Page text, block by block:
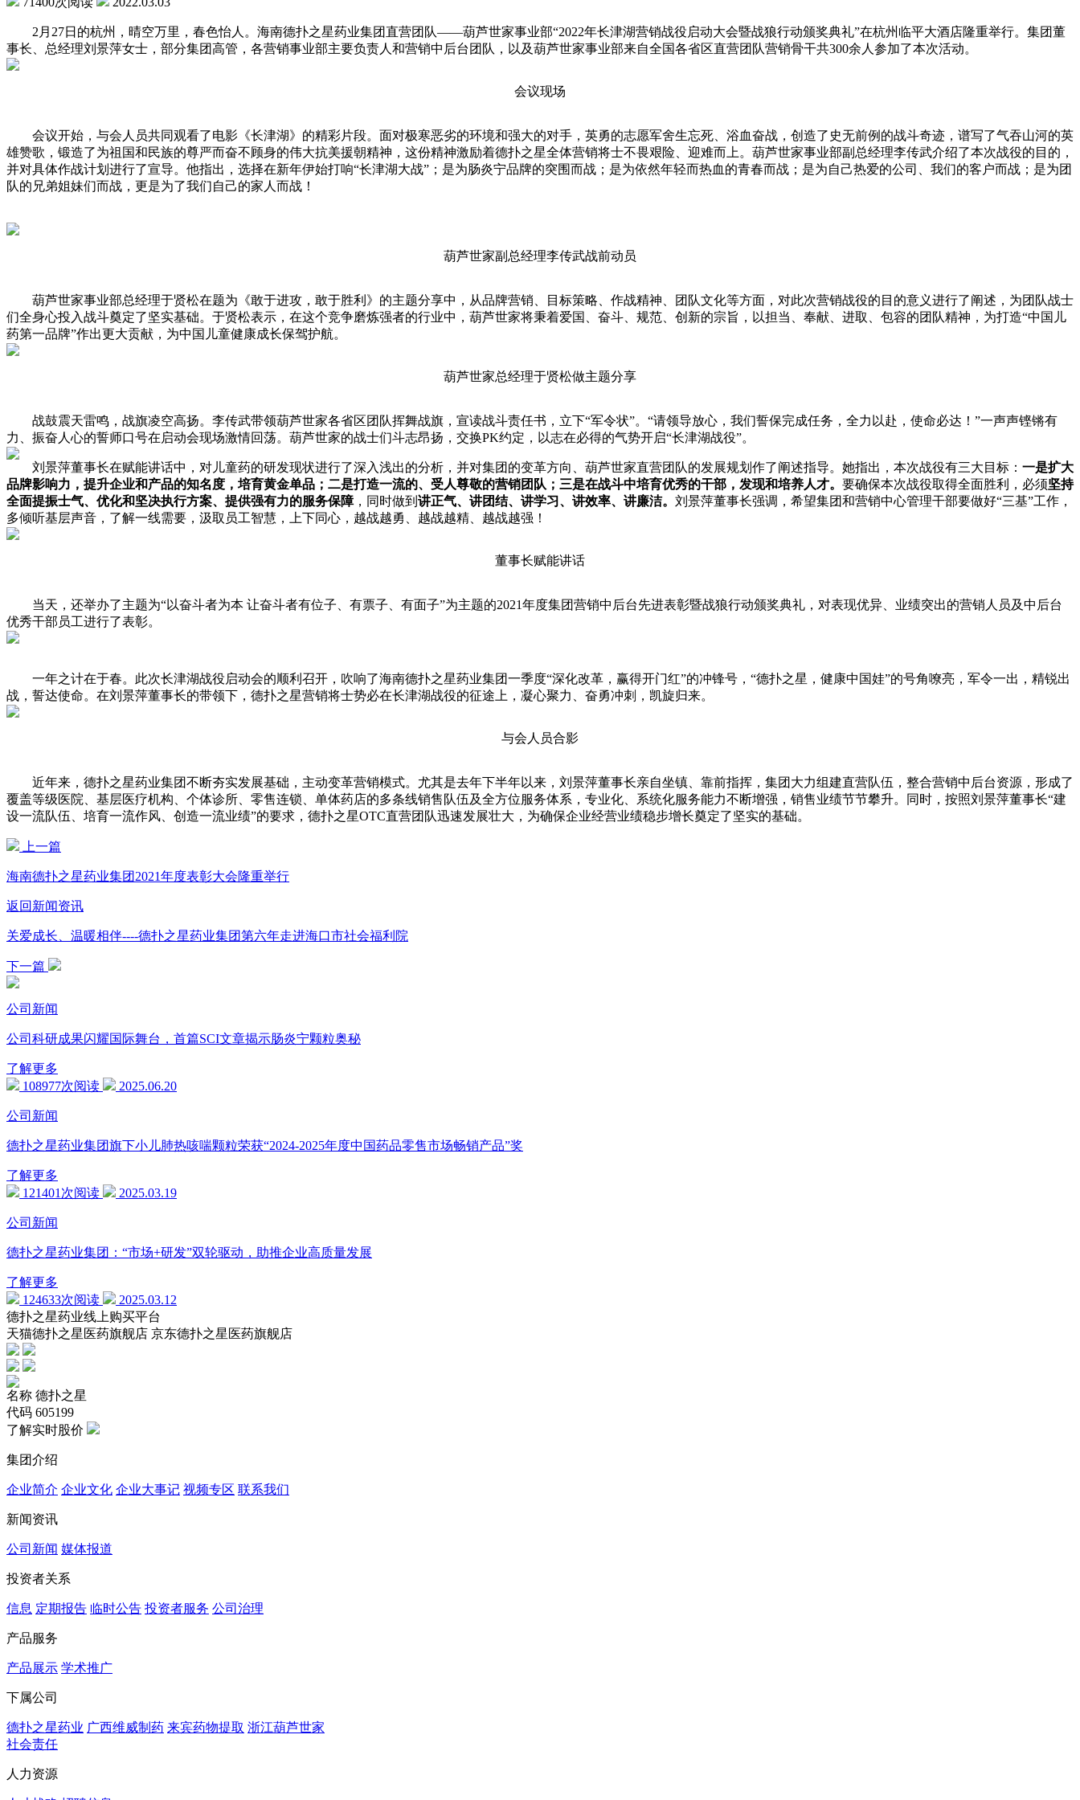
2月27日的杭州，晴空万里，春色怡人。海南德扑之星药业集团直营团队——葫芦世家事业部“2022年长津湖营销战役启动大会暨战狼行动颁奖典礼”在杭州临平大酒店隆重举行。集团董
事长、总经理刘景萍女士，部分集团高管，各营销事业部主要负责人和营销中后台团队，以及葫芦世家事业部来自全国各省区直营团队营销骨干共300余人参加了本次活动。
会议现场
会议开始，与会人员共同观看了电影《长津湖》的精彩片段。面对极寒恶劣的环境和强大的对手，英勇的志愿军舍生忘死、浴血奋战，创造了史无前例的战斗奇迹，谱写了气吞山河的英
雄赞歌，锻造了为祖国和民族的尊严而奋不顾身的伟大抗美援朝精神，这份精神激励着德扑之星全体营销将士不畏艰险、迎难而上。葫芦世家事业部副总经理李传武介绍了本次战役的目的，
并对具体作战计划进行了宣导。他指出，选择在新年伊始打响“长津湖大战”；是为肠炎宁品牌的突围而战；是为依然年轻而热血的青春而战；是为自己热爱的公司、我们的客户而战；是为团
队的兄弟姐妹们而战，更是为了我们自己的家人而战！
葫芦世家副总经理李传武战前动员
葫芦世家事业部总经理于贤松在题为《敢于进攻，敢于胜利》的主题分享中，从品牌营销、目标策略、作战精神、团队文化等方面，对此次营销战役的目的意义进行了阐述，为团队战士
们全身心投入战斗奠定了坚实基础。于贤松表示，在这个竞争磨炼强者的行业中，葫芦世家将秉着爱国、奋斗、规范、创新的宗旨，以担当、奉献、进取、包容的团队精神，为打造“中国儿
药第一品牌”作出更大贡献，为中国儿童健康成长保驾护航。
葫芦世家总经理于贤松做主题分享
战鼓震天雷鸣，战旗凌空高扬。李传武带领葫芦世家各省区团队挥舞战旗，宣读战斗责任书，立下“军令状”。“请领导放心，我们誓保完成任务，全力以赴，使命必达！”一声声铿锵有
力、振奋人心的誓师口号在启动会现场激情回荡。葫芦世家的战士们斗志昂扬，交换PK约定，以志在必得的气势开启“长津湖战役”。
刘景萍董事长在赋能讲话中，对儿童药的研发现状进行了深入浅出的分析，并对集团的变革方向、葫芦世家直营团队的发展规划作了阐述指导。她指出，本次战役有三大目标： 一是扩大
品牌影响力，提升企业和产品的知名度，培育黄金单品；二是打造一流的、受人尊敬的营销团队；三是在战斗中培育优秀的干部，发现和培养人才。 要确保本次战役取得全面胜利，必须坚持
全面提振士气、优化和坚决执行方案、提供强有力的服务保障，同时做到 讲正气、讲团结、讲学习、讲效率、讲廉洁。 刘景萍董事长强调，希望集团和营销中心管理干部要做好“三基”工作，
多倾听基层声音，了解一线需要，汲取员工智慧，上下同心，越战越勇、越战越精、越战越强！
董事长赋能讲话
当天，还举办了主题为“以奋斗者为本 让奋斗者有位子、有票子、有面子”为主题的2021年度集团营销中后台先进表彰暨战狼行动颁奖典礼，对表现优异、业绩突出的营销人员及中后台
优秀干部员工进行了表彰。
一年之计在于春。此次长津湖战役启动会的顺利召开，吹响了海南德扑之星药业集团一季度“深化改革，赢得开门红”的冲锋号，“德扑之星，健康中国娃”的号角嘹亮，军令一出，精锐出
战，誓达使命。在刘景萍董事长的带领下，德扑之星营销将士势必在长津湖战役的征途上，凝心聚力、奋勇冲刺，凯旋归来。
与会人员合影
近年来，德扑之星药业集团不断夯实发展基础，主动变革营销模式。尤其是去年下半年以来，刘景萍董事长亲自坐镇、靠前指挥，集团大力组建直营队伍，整合营销中后台资源，形成了
覆盖等级医院、基层医疗机构、个体诊所、零售连锁、单体药店的多条线销售队伍及全方位服务体系，专业化、系统化服务能力不断增强，销售业绩节节攀升。同时，按照刘景萍董事长“建
设一流队伍、培育一流作风、创造一流业绩”的要求，德扑之星OTC直营团队迅速发展壮大，为确保企业经营业绩稳步增长奠定了坚实的基础。
上一篇
海南德扑之星药业集团2021年度表彰大会隆重举行
返回新闻资讯
关爱成长、温暖相伴----德扑之星药业集团第六年走进海口市社会福利院
下一篇
公司新闻
公司科研成果闪耀国际舞台，首篇SCI文章揭示肠炎宁颗粒奥秘
了解更多
108977次阅读
2025.06.20
公司新闻
德扑之星药业集团旗下小儿肺热咳喘颗粒荣获“2024-2025年度中国药品零售市场畅销产品”奖
了解更多
121401次阅读
2025.03.19
公司新闻
德扑之星药业集团：“市场+研发”双轮驱动，助推企业高质量发展
了解更多
124633次阅读
2025.03.12
德扑之星药业线上购买平台
天猫德扑之星医药旗舰店 京东德扑之星医药旗舰店
名称 德扑之星
代码 605199
了解实时股价
集团介绍
企业简介 企业文化 企业⼤事记 视频专区 联系我们
新闻资讯
公司新闻 媒体报道
投资者关系
信息 定期报告 临时公告 投资者服务 公司治理
产品服务
产品展示 学术推广
下属公司
德扑之星药业 广西维威制药 来宾药物提取 浙江葫芦世家
社会责任
人力资源